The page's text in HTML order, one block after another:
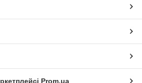
Prom.ua